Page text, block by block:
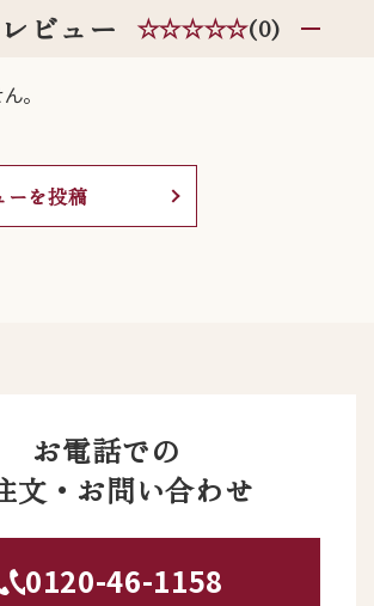
ビュー ☆☆☆☆☆(0)
。
ーを投稿
お電話での
文・お問い合わせ
0120-46-1158